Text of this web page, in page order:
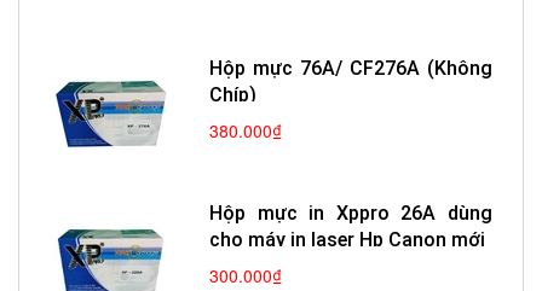
Hộp mực 76A/ CF276A (Không
Chíp)
380.000₫
Hộp mực in Xppro 26A dùng
cho máy in laser Hp Canon mới
300.000₫